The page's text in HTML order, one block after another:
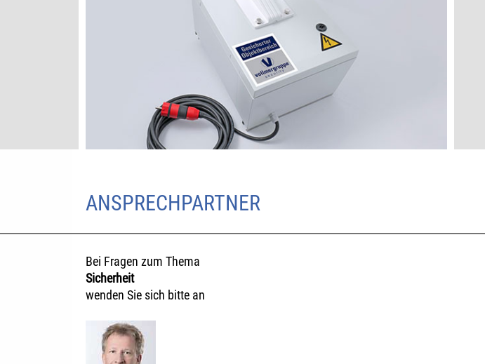
ANSPRECHPARTNER
Bei Fragen zum Thema
Sicherheit
wenden Sie sich bitte an